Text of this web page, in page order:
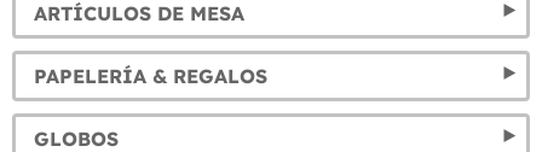
ARTÍCULOS DE MESA
PAPELERÍA & REGALOS
GLOBOS